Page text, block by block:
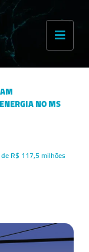
NO MS
R$ 117,5 milhões